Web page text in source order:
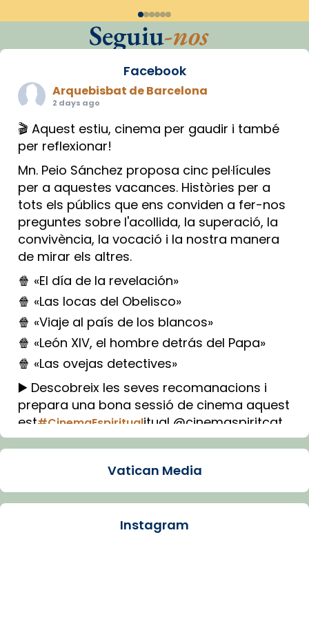
Seguiu-nos
Facebook
Arquebisbat de Barcelona
2 days ago
🎬 Aquest estiu, cinema per gaudir i també
per reflexionar!
Mn. Peio Sánchez proposa cinc pel·lícules
per a aquestes vacances. Històries per a
tots els públics que ens conviden a fer-nos
preguntes sobre l'acollida, la superació, la
convivència, la vocació i la nostra manera
de mirar els altres.
🍿 «El día de la revelación»
🍿 «Las locas del Obelisco»
🍿 «Viaje al país de los blancos»
🍿 «León XIV, el hombre detrás del Papa»
🍿 «Las ovejas detectives»
▶️ Descobreix les seves recomanacions i
prepara una bona sessió de cinema aquest
est#CinemaEspiritualitual @cinemaspiritcat
Imatge: Generada amb IA (OpenAI)
Arquebisbat de Barcelona
Vatican Media
Instagram